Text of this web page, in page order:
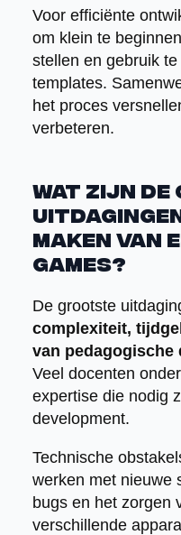
Voor efficiënte
om klein te
stellen en gebruik
templates.
het proces
verbeteren.
Wat zijn
maken van
games?
De grootste
complexiteit,
van pedagogische
Veel docenten
expertise die nodig
development.
Technische
werken met nieuwe
bugs en het zorgen
verschillende